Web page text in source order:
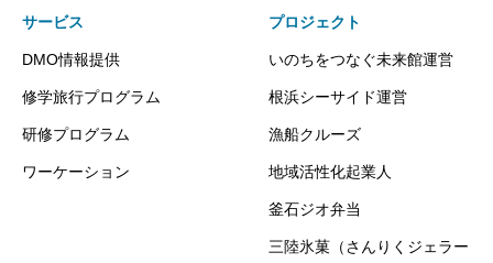
サービス
DMO情報提供
修学旅行プログラム
研修プログラム
ワーケーション
プロジェクト
いのちをつなぐ未来館運営
根浜シーサイド運営
漁船クルーズ
地域活性化起業人
釜石ジオ弁当
三陸氷菓（さんりくジェラー